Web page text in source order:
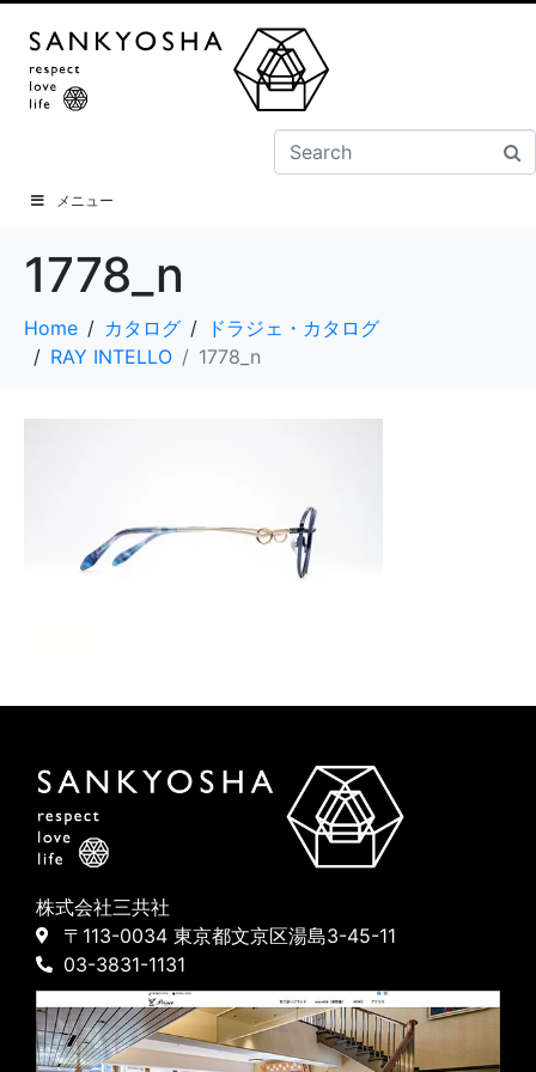
メニュー
1778_n
Home カタログ
ドラジェ・カタログ
RAY INTELLO
1778_n
株式会社三共社
〒113-0034 東京都文京区湯島3-45-11
03-3831-1131